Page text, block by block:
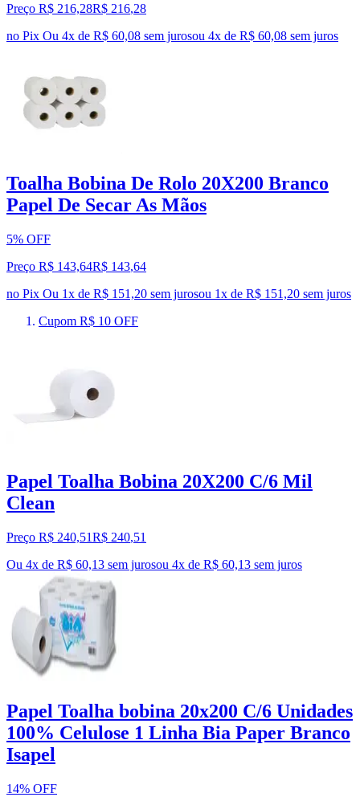
Preço R$ 216,28R$ 216,28
no Pix Ou 4x de R$ 60,08 sem jurosou 4x de R$ 60,08 sem juros
Toalha Bobina De Rolo 20X200 Branco
Papel De Secar As Mãos
5% OFF
Preço R$ 143,64R$ 143,64
no Pix Ou 1x de R$ 151,20 sem jurosou 1x de R$ 151,20 sem juros
Cupom R$ 10 OFF
Papel Toalha Bobina 20X200 C/6 Mil
Clean
Preço R$ 240,51R$ 240,51
Ou 4x de R$ 60,13 sem jurosou 4x de R$ 60,13 sem juros
Papel Toalha bobina 20x200 C/6 Unidades
100% Celulose 1 Linha Bia Paper Branco
Isapel
14% OFF